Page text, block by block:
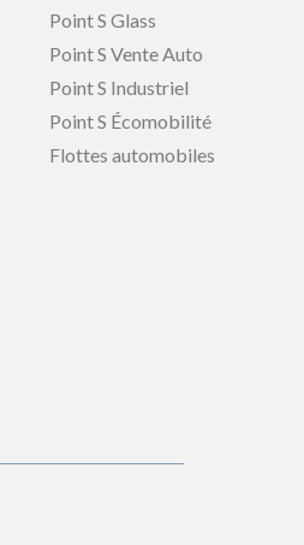
Point S Glass
Point S Vente Auto
Point S Industriel
Point S Écomobilité
Flottes automobiles